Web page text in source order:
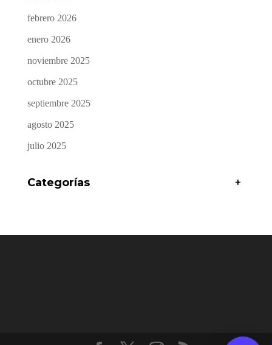
febrero 2026
enero 2026
noviembre 2025
octubre 2025
septiembre 2025
agosto 2025
julio 2025
Categorías +